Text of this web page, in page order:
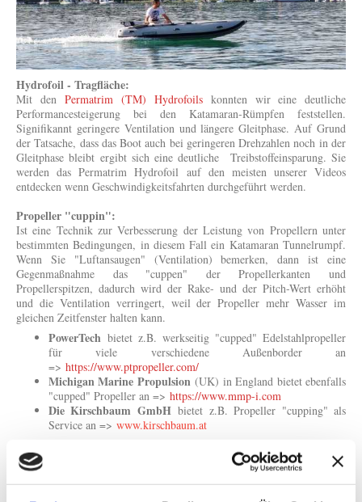
Hydrofoil - Tragfläche:
Mit denPermatrim (TM) Hydrofoilskonnten wir eine deutliche
Performancesteigerung bei den Katamaran-Rümpfen feststellen.
Signifikannt geringere Ventilation und längere Gleitphase. Auf Grund
der Tatsache, dass das Boot auch bei geringeren Drehzahlen noch in der
Gleitphase bleibt ergibt sich eine deutliche Treibstoffeinsparung. Sie
werden das Permatrim Hydrofoil auf den meisten unserer Videos
entdecken wenn Geschwindigkeitsfahrten durchgeführt werden.
Propeller "cuppin":
Ist eine Technik zur Verbesserung der Leistung von Propellern unter
bestimmten Bedingungen, in diesem Fall ein Katamaran Tunnelrumpf.
Wenn Sie "Luftansaugen" (Ventilation) bemerken, dann ist eine
Gegenmaßnahme das "cuppen" der Propellerkanten und
Propellerspitzen, dadurch wird der Rake- und der Pitch-Wert erhöht
und die Ventilation verringert, weil der Propeller mehr Wasser im
gleichen Zeitfenster halten kann.
PowerTech bietet z.B. werkseitig "cupped" Edelstahlpropeller
für viele verschiedene Außenborder an
=> https://www.ptpropeller.com/
Michigan Marine Propulsion(UK) in England bietet ebenfalls
"cupped" Propeller an => https://www.mmp-i.com
Die Kirschbaum GmbHbietet z.B. Propeller "cupping" als
Service an => www.kirschbaum.at
Trimmwinkel - Außenborder:
Wenn Sie keinen "Wasser-Kick" erleben dann ist es sehr wahrscheinlich,
dass der Außenborder nicht richtig getrimmt ist. Wenn die